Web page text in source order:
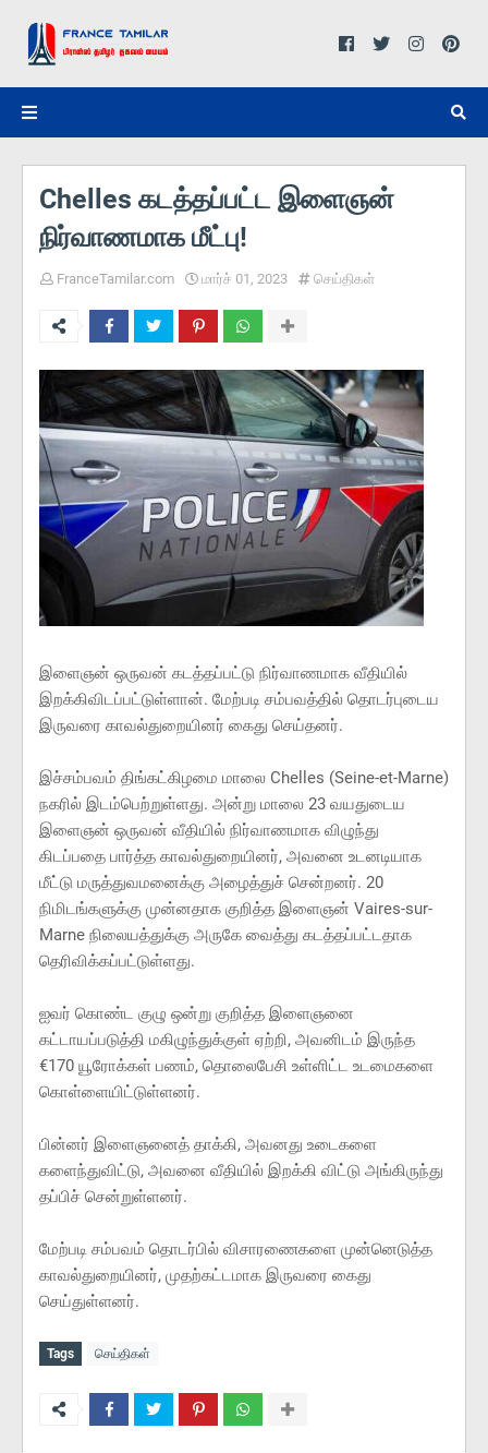
Chelles கடத்தப்பட்ட இளைஞன்
நிர்வாணமாக மீட்பு!
FranceTamilar.com மார்ச் 01, 2023 செய்திகள்
இளைஞன் ஒருவன் கடத்தப்பட்டு நிர்வாணமாக வீதியில்
இறக்கிவிடப்பட்டுள்ளான். மேற்படி சம்பவத்தில் தொடர்புடைய
இருவரை காவல்துறையினர் கைது செய்தனர்.
இச்சம்பவம் திங்கட்கிழமை மாலை Chelles (Seine-et-Marne)
நகரில் இடம்பெற்றுள்ளது. அன்று மாலை 23 வயதுடைய
இளைஞன் ஒருவன் வீதியில் நிர்வாணமாக விழுந்து
கிடப்பதை பார்த்த காவல்துறையினர், அவனை உடனடியாக
மீட்டு மருத்துவமனைக்கு அழைத்துச் சென்றனர். 20
நிமிடங்களுக்கு முன்னதாக குறித்த இளைஞன் Vaires-sur-
Marne நிலையத்துக்கு அருகே வைத்து கடத்தப்பட்டதாக
தெரிவிக்கப்பட்டுள்ளது.
ஐவர் கொண்ட குழு ஒன்று குறித்த இளைஞனை
கட்டாயப்படுத்தி மகிழுந்துக்குள் ஏற்றி, அவனிடம் இருந்த
€170 யூரோக்கள் பணம், தொலைபேசி உள்ளிட்ட உடமைகளை
கொள்ளையிட்டுள்ளனர்.
பின்னர் இளைஞனைத் தாக்கி, அவனது உடைகளை
களைந்துவிட்டு, அவனை வீதியில் இறக்கி விட்டு அங்கிருந்து
தப்பிச் சென்றுள்ளனர்.
மேற்படி சம்பவம் தொடர்பில் விசாரணைகளை முன்னெடுத்த
காவல்துறையினர், முதற்கட்டமாக இருவரை கைது
செய்துள்ளனர்.
Tags செய்திகள்